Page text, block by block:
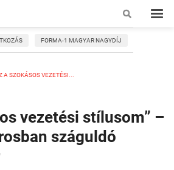
FORMA-1 MAGYAR NAGYDÍJ
A SZOKÁSOS VEZETÉSI...
vezetési stílusom” –
száguldó